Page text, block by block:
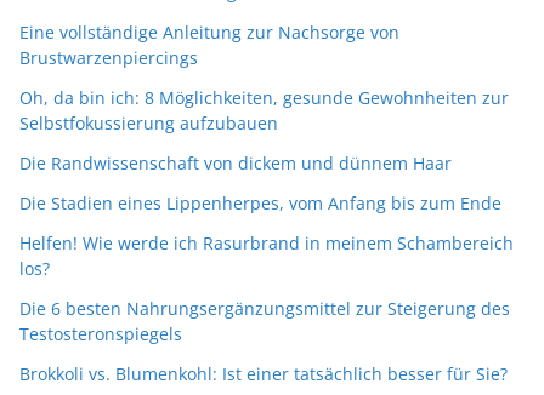
Eine vollständige Anleitung zur Nachsorge von
Brustwarzenpiercings
Oh, da bin ich: 8 Möglichkeiten, gesunde Gewohnheiten zur
Selbstfokussierung aufzubauen
Die Randwissenschaft von dickem und dünnem Haar
Die Stadien eines Lippenherpes, vom Anfang bis zum Ende
Helfen! Wie werde ich Rasurbrand in meinem Schambereich
los?
Die 6 besten Nahrungsergänzungsmittel zur Steigerung des
Testosteronspiegels
Brokkoli vs. Blumenkohl: Ist einer tatsächlich besser für Sie?